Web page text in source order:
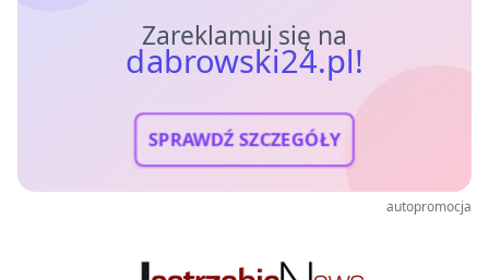
Zareklamuj się na
dabrowski24.pl!
SPRAWDŹ SZCZEGÓŁY
autopromocja